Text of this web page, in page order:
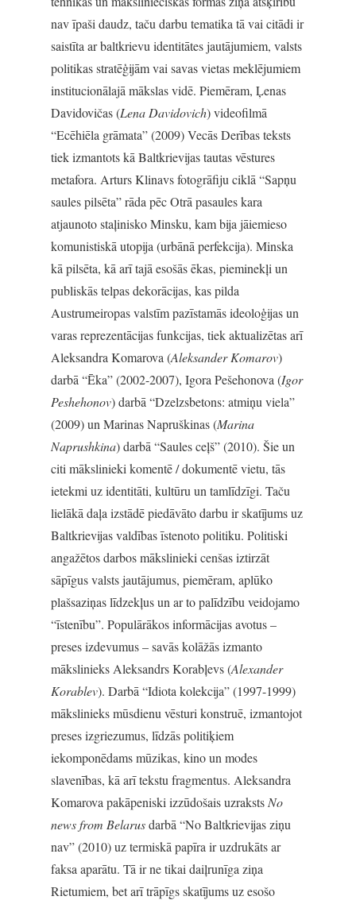
nav īpaši daudz, taču darbu tematika tā vai citādi ir
saistīta ar baltkrievu identitātes jautājumiem, valsts
politikas stratēģijām vai savas vietas meklējumiem
institucionālajā mākslas vidē. Piemēram, Ļenas
Davidovičas (Lena Davidovich) videofilmā
“Ecēhiēla grāmata” (2009) Vecās Derības teksts
tiek izmantots kā Baltkrievijas tautas vēstures
metafora. Arturs Klinavs fotogrāfiju ciklā “Sapņu
saules pilsēta” rāda pēc Otrā pasaules kara
atjaunoto staļinisko Minsku, kam bija jāiemieso
komunistiskā utopija (urbānā perfekcija). Minska
kā pilsēta, kā arī tajā esošās ēkas, pieminekļi un
publiskās telpas dekorācijas, kas pilda
Austrumeiropas valstīm pazīstamās ideoloģijas un
varas reprezentācijas funkcijas, tiek aktualizētas arī
Aleksandra Komarova (Aleksander Komarov)
darbā “Ēka” (2002-2007), Igora Pešehonova (Igor
Peshehonov) darbā “Dzelzsbetons: atmiņu viela”
(2009) un Marinas Napruškinas (Marina
Naprushkina) darbā “Saules ceļš” (2010). Šie un
citi mākslinieki komentē / dokumentē vietu, tās
ietekmi uz identitāti, kultūru un tamlīdzīgi. Taču
lielākā daļa izstādē piedāvāto darbu ir skatījums uz
Baltkrievijas valdības īstenoto politiku. Politiski
angažētos darbos mākslinieki cenšas iztirzāt
sāpīgus valsts jautājumus, piemēram, aplūko
plašsaziņas līdzekļus un ar to palīdzību veidojamo
“īstenību”. Populārākos informācijas avotus –
preses izdevumus – savās kolāžās izmanto
mākslinieks Aleksandrs Korabļevs (Alexander
Korablev). Darbā “Idiota kolekcija” (1997-1999)
mākslinieks mūsdienu vēsturi konstruē, izmantojot
preses izgriezumus, līdzās politiķiem
iekomponēdams mūzikas, kino un modes
slavenības, kā arī tekstu fragmentus. Aleksandra
Komarova pakāpeniski izzūdošais uzraksts No
news from Belarusdarbā “No Baltkrievijas ziņu
nav” (2010) uz termiskā papīra ir uzdrukāts ar
faksa aparātu. Tā ir ne tikai daiļrunīga ziņa
Rietumiem, bet arī trāpīgs skatījums uz esošo